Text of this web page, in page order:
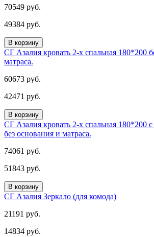
70549 руб.
49384 руб.
В корзину
СГ Азалия кровать 2-х спальная 180*200
матраса.
60673 руб.
42471 руб.
В корзину
СГ Азалия кровать 2-х спальная 180*200
без основания и матраса.
74061 руб.
51843 руб.
В корзину
СГ Азалия Зеркало (для комода)
21191 руб.
14834 руб.